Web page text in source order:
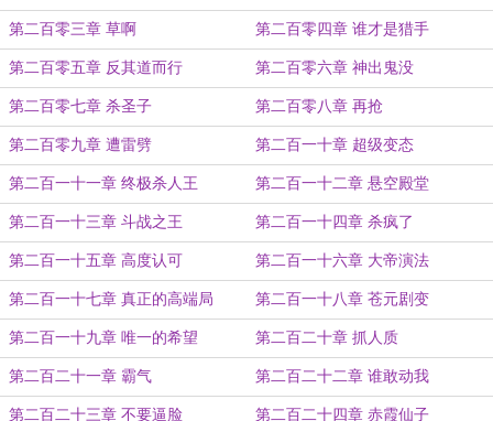
第二百零三章 草啊 第二百零四章 谁才是猎手
第二百零五章 反其道而行 第二百零六章 神出鬼没
第二百零七章 杀圣子 第二百零八章 再抢
第二百零九章 遭雷劈 第二百一十章 超级变态
第二百一十一章 终极杀人王 第二百一十二章 悬空殿堂
第二百一十三章 斗战之王 第二百一十四章 杀疯了
第二百一十五章 高度认可 第二百一十六章 大帝演法
第二百一十七章 真正的高端局 第二百一十八章 苍元剧变
第二百一十九章 唯一的希望 第二百二十章 抓人质
第二百二十一章 霸气 第二百二十二章 谁敢动我
第二百二十三章 不要逼脸 第二百二十四章 赤霞仙子